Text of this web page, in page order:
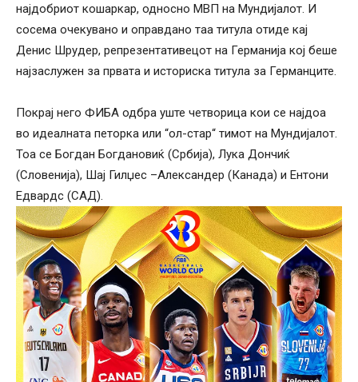
најдобриот кошаркар, односно МВП на Мундијалот. И
сосема очекувано и оправдано таа титула отиде кај
Денис Шрудер, репрезентативецот на Германија кој беше
најзаслужен за првата и историска титула за Германците.
Покрај него ФИБА одбра уште четворица кои се најдоа
во идеалната петорка или “ол-стар“ тимот на Мундијалот.
Тоа се Богдан Богдановиќ (Србија), Лука Дончиќ
(Словенија), Шај Гилџес –Александер (Канада) и Ентони
Едвардс (САД).